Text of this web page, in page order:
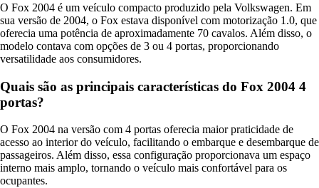
O Fox 2004 é um veículo compacto produzido pela Volkswagen. Em
sua versão de 2004, o Fox estava disponível com motorização 1.0, que
oferecia uma potência de aproximadamente 70 cavalos. Além disso, o
modelo contava com opções de 3 ou 4 portas, proporcionando
versatilidade aos consumidores.
Quais são as principais características do Fox 2004 4
portas?
O Fox 2004 na versão com 4 portas oferecia maior praticidade de
acesso ao interior do veículo, facilitando o embarque e desembarque de
passageiros. Além disso, essa configuração proporcionava um espaço
interno mais amplo, tornando o veículo mais confortável para os
ocupantes.